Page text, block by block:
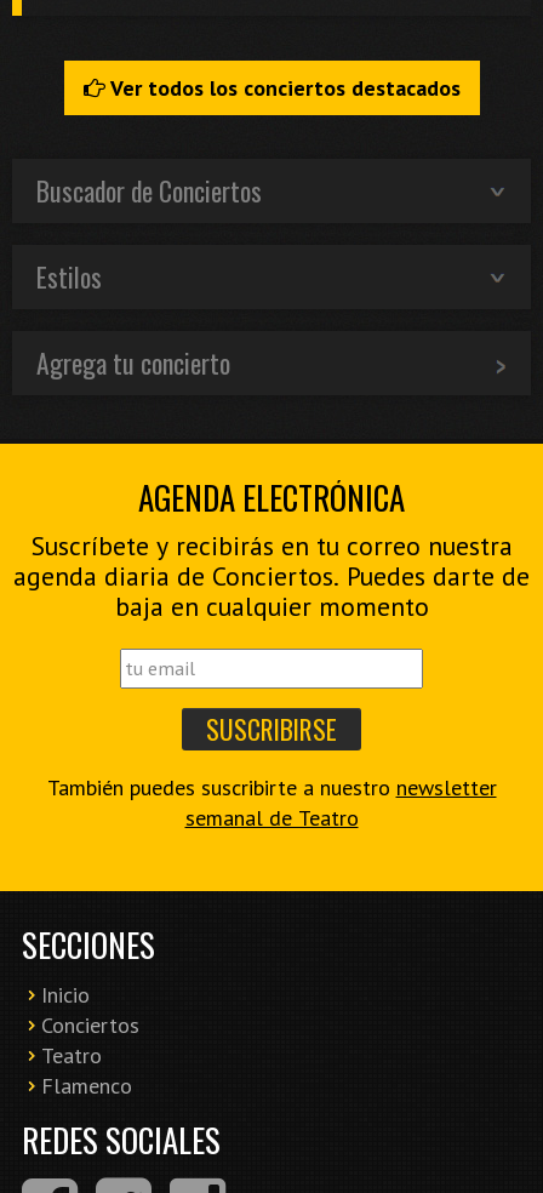
Ver todos los conciertos destacados
Buscador de Conciertos
Estilos
Agrega tu concierto
AGENDA ELECTRÓNICA
Suscríbete y recibirás en tu correo nuestra
agenda diaria de Conciertos. Puedes darte de
baja en cualquier momento
También puedes suscribirte a nuestro newsletter
semanal de Teatro
SECCIONES
Inicio
Conciertos
Teatro
Flamenco
REDES SOCIALES